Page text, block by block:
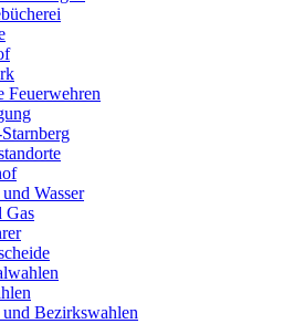
Feuerwehren
Wasser
Gas
Bezirkswahlen